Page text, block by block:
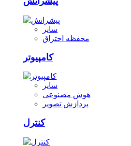
سایر
محفظه احتراق
کامپیوتر
سایر
هوش مصنوعی
پردازش تصویر
کنترل